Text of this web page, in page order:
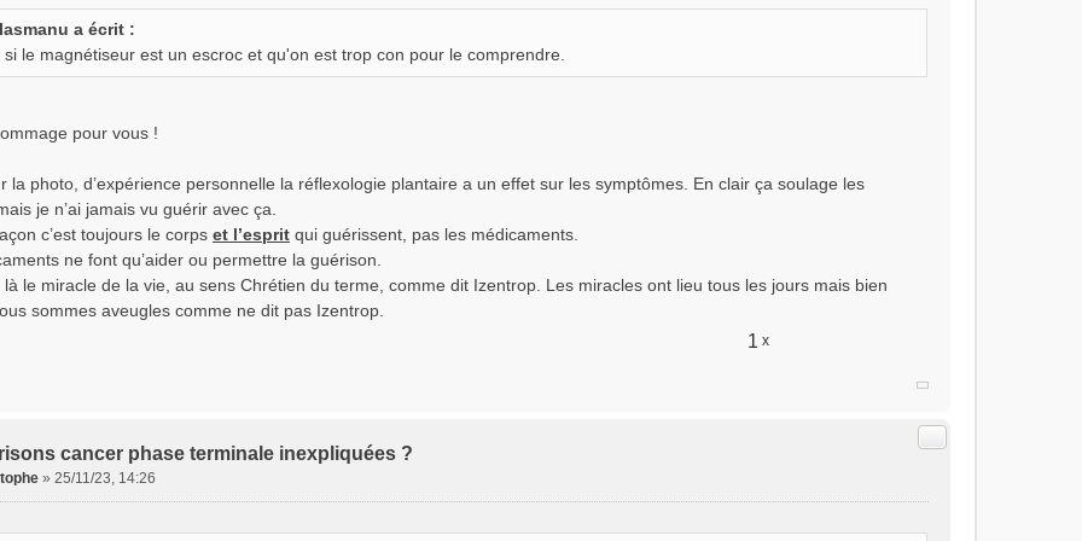
a écrit :
si le magnétiseur est un escroc et qu'on est trop con pour le comprendre.
pour vous !
la photo, d’expérience personnelle la réflexologie plantaire a un effet sur les symptômes. En clair ça soulage les
je n’ai jamais vu guérir avec ça.
c’est toujours le corps et l’esprit qui guérissent, pas les médicaments.
ne font qu’aider ou permettre la guérison.
là le miracle de la vie, au sens Chrétien du terme, comme dit Izentrop. Les miracles ont lieu tous les jours mais bien
sommes aveugles comme ne dit pas Izentrop.
1 x
cancer phase terminale inexpliquées ?
Citer
» 25/11/23, 14:26